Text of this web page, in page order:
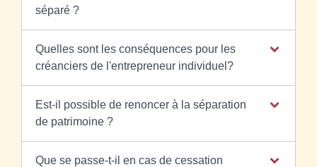
séparé ?
Quelles sont les conséquences pour les
créanciers de l'entrepreneur individuel?
Est-il possible de renoncer à la séparation
de patrimoine ?
Que se passe-t-il en cas de cessation